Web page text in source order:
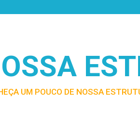
UM POUCO DE NOSSA